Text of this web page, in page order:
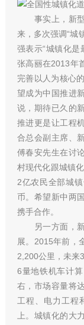
事实上，新型
来，多次强调“城
强表示“城镇化是
张高丽在2013年
完善以人为核心
望成为中国推进
说，期待已久的
推进更是让工程
合总会副主席、
傅春安先生在讨
村现代化跟城镇
2亿农民全部城
币。希望新中两
携手合作。
另一方面，新
展。2015年前，
2,200公里，未来
6量地铁机车计
右，市场容量将
工程、电力工程
上。城镇化的大